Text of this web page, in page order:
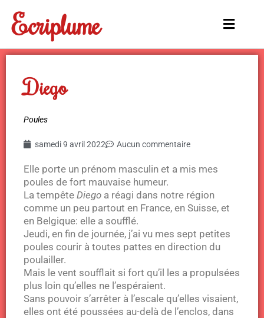
contenu
Ecriplume
Main
Diego
Poules
samedi 9 avril 2022 Aucun commentaire
Elle porte un prénom masculin et a mis mes
poules de fort mauvaise humeur.
La tempête Diego a réagi dans notre région
comme un peu partout en France, en Suisse, et
en Belgique: elle a soufflé.
Jeudi, en fin de journée, j’ai vu mes sept petites
poules courir à toutes pattes en direction du
poulailler.
Mais le vent soufflait si fort qu’il les a propulsées
plus loin qu’elles ne l’espéraient.
Sans pouvoir s’arrêter à l’escale qu’elles visaient,
elles ont été poussées au-delà de l’enclos, dans